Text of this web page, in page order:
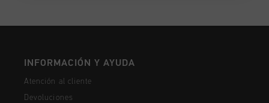
INFORMACIÓN Y AYUDA
Atención al cliente
Devoluciones